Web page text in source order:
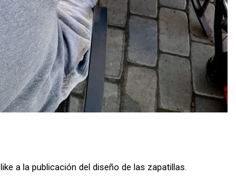
a la publicación del diseño de las zapatillas.